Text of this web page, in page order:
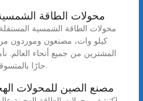
محولات الطاقة
كيلو وات، مصنعون وموردون
المشترين من جميع أنحاء العالم.
حارًا بالمتسوقين لزيارة شركتنا وشراء منتجاتنا.
مصنع الصين للمحولات